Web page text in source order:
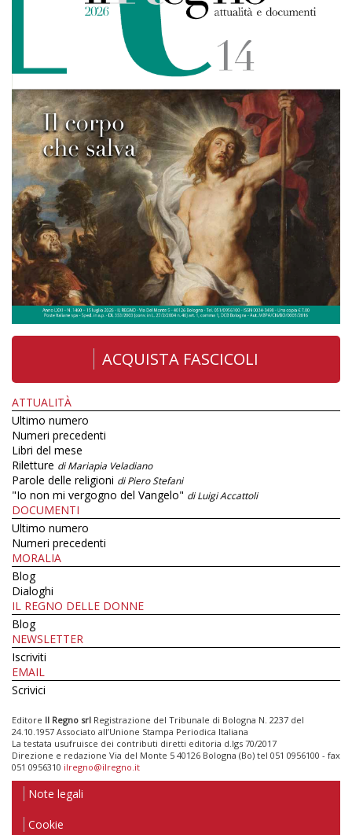
ACQUISTA FASCICOLI
ATTUALITÀ
Ultimo numero
Numeri precedenti
Libri del mese
Riletture di Mariapia Veladiano
Parole delle religioni di Piero Stefani
"Io non mi vergogno del Vangelo" di Luigi Accattoli
DOCUMENTI
Ultimo numero
Numeri precedenti
MORALIA
Blog
Dialoghi
IL REGNO DELLE DONNE
Blog
NEWSLETTER
Iscriviti
EMAIL
Scrivici
Editore Il Regno srl Registrazione del Tribunale di Bologna N. 2237 del
24.10.1957 Associato all’Unione Stampa Periodica Italiana
La testata usufruisce dei contributi diretti editoria d.lgs 70/2017
Direzione e redazione Via del Monte 5 40126 Bologna (Bo) tel 051 0956100 - fax
051 0956310 ilregno@ilregno.it
Note legali
Cookie